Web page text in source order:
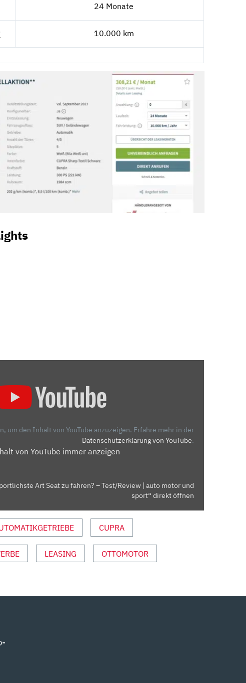
24 Monate
10.000 km
um den Inhalt von YouTube anzuzeigen. Erfahre mehr in der
Datenschutzerklärung von YouTube.
von YouTube immer anzeigen
Art Seat zu fahren? – Test/Review | auto motor und
sport“ direkt öffnen
CUPRA
LEASING OTTOMOTOR